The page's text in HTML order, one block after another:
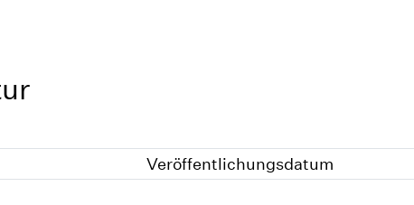
Veröffentlichungsdatum